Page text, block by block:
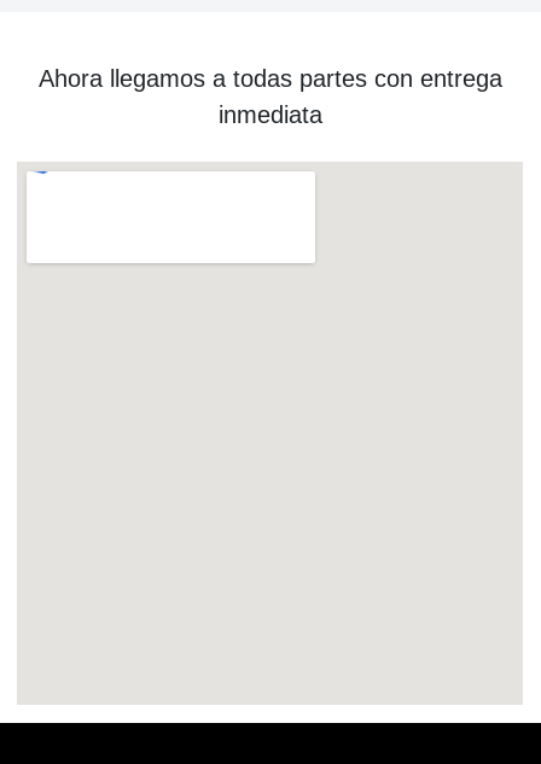
Ahora llegamos a todas partes con entrega
inmediata